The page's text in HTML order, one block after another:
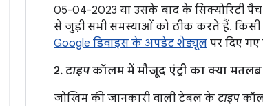
05-04-2023 या उसके बाद के सिक्योरिटी
से जुड़ी सभी समस्याओं को ठीक करते हैं. किसी
Google डिवाइस के अपडेट शेड्यूल पर दिए गए
2. टाइपकॉलम में मौजूद एंट्री का क्या मतलब
जोखिम की जानकारी वाली टेबल के टाइप